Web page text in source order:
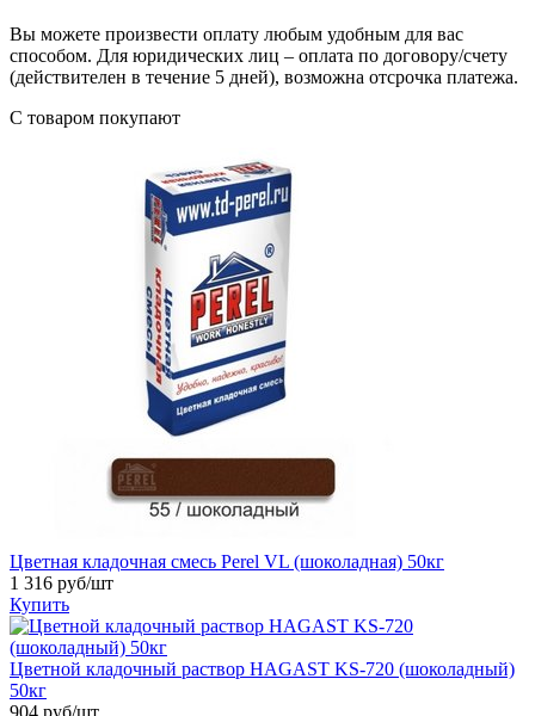
Вы можете произвести оплату любым удобным для вас
способом. Для юридических лиц – оплата по договору/счету
(действителен в течение 5 дней), возможна отсрочка платежа.
С товаром покупают
Цветная кладочная смесь Perel VL (шоколадная) 50кг
1 316 руб/шт
Купить
Цветной кладочный раствор HAGAST KS-720 (шоколадный)
50кг
904 руб/шт